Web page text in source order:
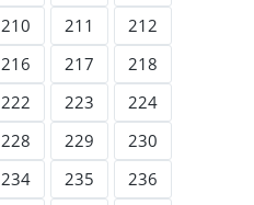
210 211
212
216 217
218
222 223
224
228 229
230
234 235
236